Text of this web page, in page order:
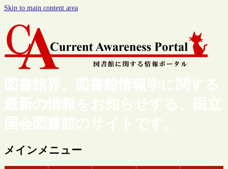
Skip to main content area
図書館界、図書館情報学に関する
最新の情報をお知らせする、国立
国会図書館のサイトです。
メインメニュー